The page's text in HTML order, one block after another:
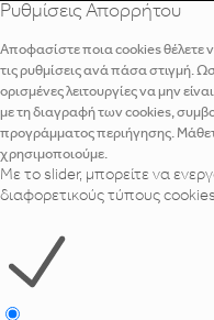
Ρυθμίσεις Απορρήτου
Αποφασίστε ποια cookies θέλετε
τις ρυθμίσεις ανά πάσα στιγμή.
ορισμένες λειτουργίες να μην
με τη διαγραφή των cookies,
προγράμματος περιήγησης.
χρησιμοποιούμε.
Με το slider, μπορείτε να
διαφορετικούς τύπους